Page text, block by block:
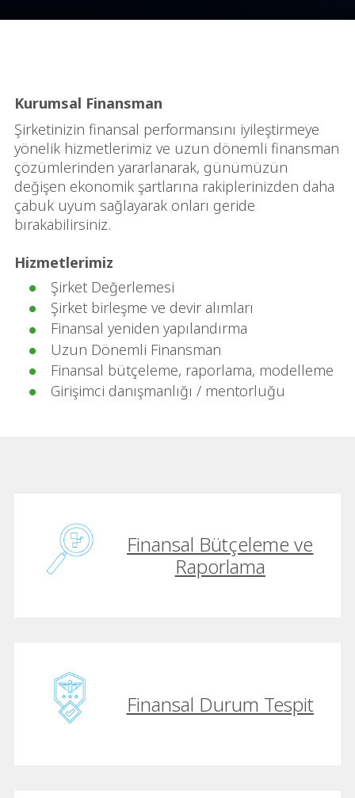
Kurumsal Finansman
Şirketinizin finansal performansını iyileştirmeye
yönelik hizmetlerimiz ve uzun dönemli finansman
çözümlerinden yararlanarak, günümüzün
değişen ekonomik şartlarına rakiplerinizden daha
çabuk uyum sağlayarak onları geride
bırakabilirsiniz.
Hizmetlerimiz
Şirket Değerlemesi
Şirket birleşme ve devir alımları
Finansal yeniden yapılandırma
Uzun Dönemli Finansman
Finansal bütçeleme, raporlama, modelleme
Girişimci danışmanlığı / mentorluğu
Finansal Bütçeleme ve
Raporlama
Finansal Durum Tespit